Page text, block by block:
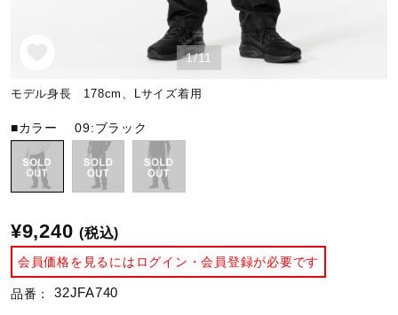
バレーボール
テニス／ソフトテニス
バドミントン
陸上競技
1/11
モデル身長 178cm、Lサイズ着用
■カラー09:ブラック
¥9,240 (税込)
会員価格を見るにはログイン・会員登録が必要です
品番： 32JFA740